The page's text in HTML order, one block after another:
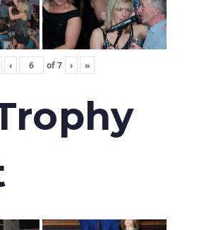
‹ of7 › »